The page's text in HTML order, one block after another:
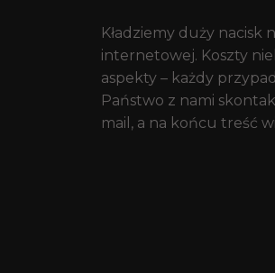
Kładziemy duży nacisk
internetowej. Koszty
aspekty – każdy
Państwo z nami
mail, a na końcu treść